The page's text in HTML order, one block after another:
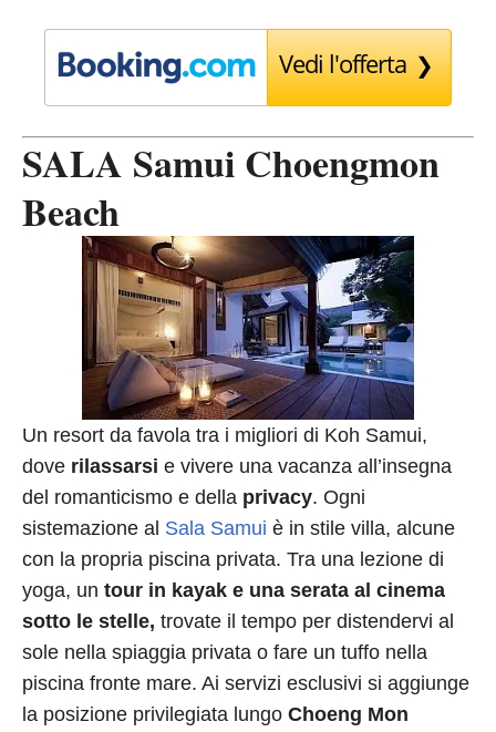
Vedi l'offerta
SALA Samui Choengmon
Beach
Un resort da favola tra i migliori di Koh Samui,
dove rilassarsi e vivere una vacanza all’insegna
del romanticismo e della privacy. Ogni
sistemazione al Sala Samui è in stile villa, alcune
con la propria piscina privata. Tra una lezione di
yoga, un tour in kayak e una serata al cinema
sotto le stelle, trovate il tempo per distendervi al
sole nella spiaggia privata o fare un tuffo nella
piscina fronte mare. Ai servizi esclusivi si aggiunge
la posizione privilegiata lungo Choeng Mon